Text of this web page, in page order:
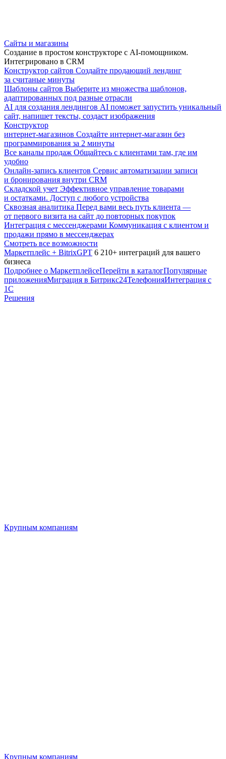
Сайты и магазины
Создание в простом конструкторе с AI-помощником.
Интегрировано в CRM
Конструктор сайтов Создайте продающий лендинг
за считаные минуты
Шаблоны сайтов Выберите из множества шаблонов,
адаптированных под разные отрасли
AI для создания лендингов AI поможет запустить уникальный
сайт, напишет тексты, создаст изображения
Конструктор
интернет-магазинов Создайте интернет-магазин без
программирования за 2 минуты
Все каналы продаж Общайтесь с клиентами там, где им
удобно
Онлайн-запись клиентов Сервис автоматизации записи
и бронирования внутри CRM
Складской учет Эффективное управление товарами
и остатками. Доступ с любого устройства
Сквозная аналитика Перед вами весь путь клиента —
от первого визита на сайт до повторных покупок
Интеграция с мессенджерами Коммуникация с клиентом и
продажи прямо в мессенджерах
Смотреть все возможности
Маркетплейс + BitrixGPT 6 210+ интеграций для вашего
бизнеса
Подробнее о МаркетплейсеПерейти в каталогПопулярные
приложенияМиграция в Битрикс24ТелефонияИнтеграция с
1С
Решения
Крупным компаниям
Крупным компаниям